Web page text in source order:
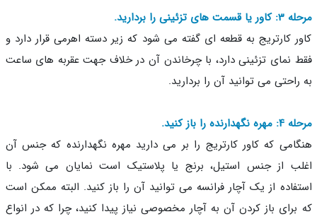
تزئینی را بردارید.
کارتریج به قطعه ای گفته می شود که زیر دسته اهرمی قرار دارد و
نمای تزئینی دارد، با چرخاندن آن در خلاف جهت عقربه های ساعت
می توانید آن را بردارید.
را باز کنید.
که کاور کارتریج را بر می دارید مهره نگهدارنده که جنس آن
از جنس استیل، برنج یا پلاستیک است نمایان می شود. با
از یک آچار فرانسه می توانید آن را باز کنید. البته ممکن است
باز کردن آن به آچار مخصوصی نیاز پیدا کنید، چرا که در انواع